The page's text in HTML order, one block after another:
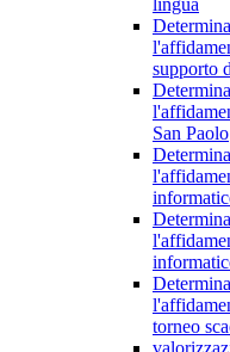
lingua
supporto
San Paolo
torneo